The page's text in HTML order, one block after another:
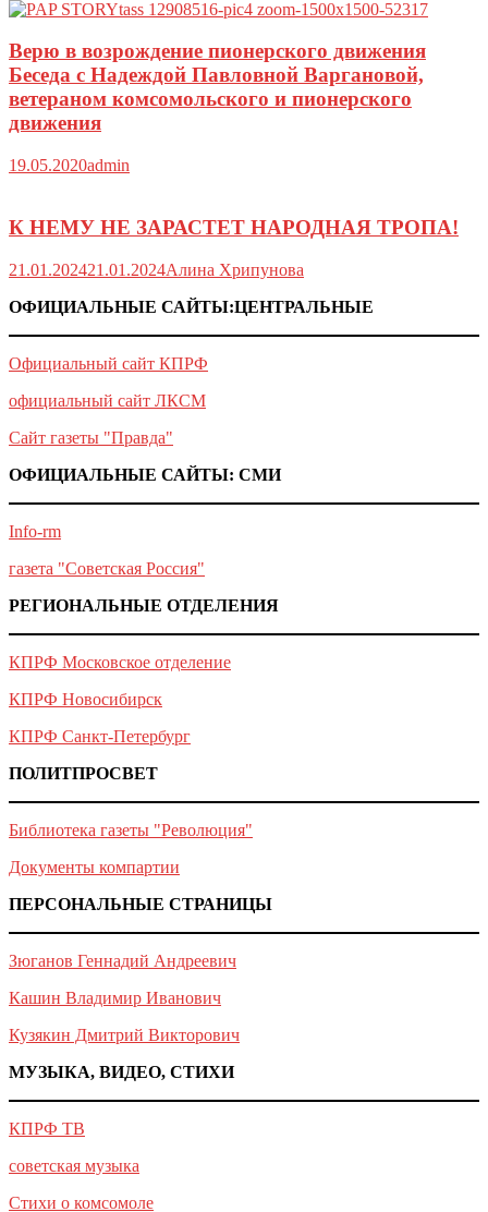
Верю в возрождение пионерского движения
Беседа с Надеждой Павловной Варгановой,
ветераном комсомольского и пионерского
движения
19.05.2020admin
К НЕМУ НЕ ЗАРАСТЕТ НАРОДНАЯ ТРОПА!
21.01.202421.01.2024Алина Хрипунова
ОФИЦИАЛЬНЫЕ САЙТЫ:ЦЕНТРАЛЬНЫЕ
Официальный сайт КПРФ
официальный сайт ЛКСМ
Сайт газеты "Правда"
ОФИЦИАЛЬНЫЕ САЙТЫ: СМИ
Info-rm
газета "Советская Россия"
РЕГИОНАЛЬНЫЕ ОТДЕЛЕНИЯ
КПРФ Московское отделение
КПРФ Новосибирск
КПРФ Санкт-Петербург
ПОЛИТПРОСВЕТ
Библиотека газеты "Революция"
Документы компартии
ПЕРСОНАЛЬНЫЕ СТРАНИЦЫ
Зюганов Геннадий Андреевич
Кашин Владимир Иванович
Кузякин Дмитрий Викторович
МУЗЫКА, ВИДЕО, СТИХИ
КПРФ ТВ
советская музыка
Стихи о комсомоле